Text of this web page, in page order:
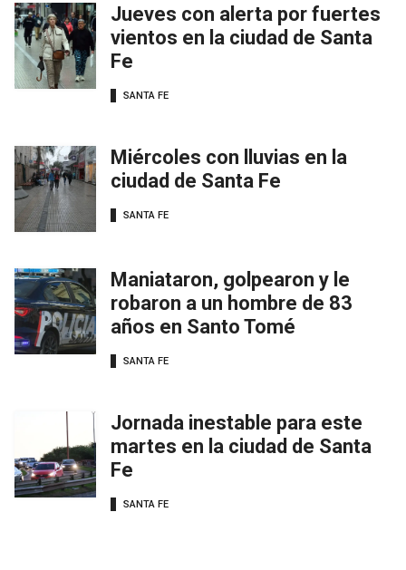
Jueves con alerta por fuertes
vientos en la ciudad de Santa
Fe
SANTA FE
Miércoles con lluvias en la
ciudad de Santa Fe
SANTA FE
Maniataron, golpearon y le
robaron a un hombre de 83
años en Santo Tomé
SANTA FE
Jornada inestable para este
martes en la ciudad de Santa
Fe
SANTA FE